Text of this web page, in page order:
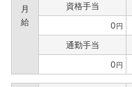
月
給
資格手当
0円
通勤手当
0円